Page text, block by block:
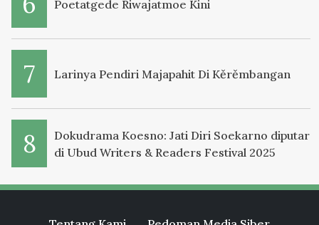
Poetatgede Riwajatmoe Kini
Larinya Pendiri Majapahit Di Kěrěmbangan
Dokudrama Koesno: Jati Diri Soekarno diputar
di Ubud Writers & Readers Festival 2025